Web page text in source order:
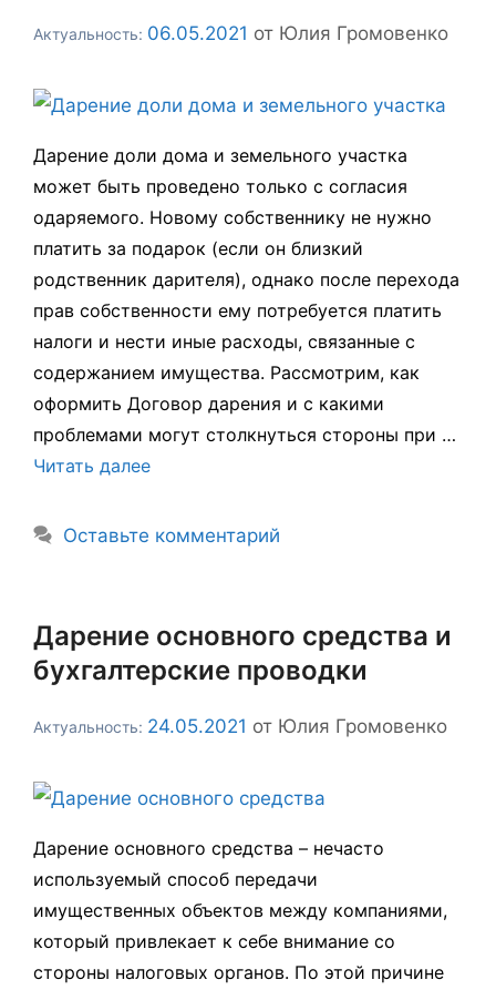
06.05.2021 от Юлия Громовенко
Дарение доли дома и земельного участка
может быть проведено только с согласия
одаряемого. Новому собственнику не нужно
платить за подарок (если он близкий
родственник дарителя), однако после перехода
прав собственности ему потребуется платить
налоги и нести иные расходы, связанные с
содержанием имущества. Рассмотрим, как
оформить Договор дарения и с какими
проблемами могут столкнуться стороны при …
Читать далее
Оставьте комментарий
Дарение основного средства и
бухгалтерские проводки
24.05.2021 от Юлия Громовенко
Дарение основного средства – нечасто
используемый способ передачи
имущественных объектов между компаниями,
который привлекает к себе внимание со
стороны налоговых органов. По этой причине